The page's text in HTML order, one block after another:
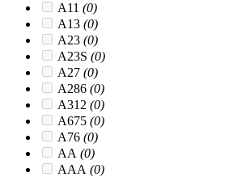
A11 (0)
A13 (0)
A23 (0)
A23S (0)
A27 (0)
A286 (0)
A312 (0)
A675 (0)
A76 (0)
AA (0)
AAA (0)